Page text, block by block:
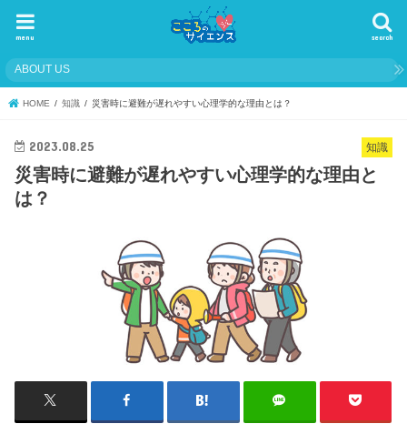
search
menu
ABOUT US
HOME 知識 災害時に避難が遅れやすい心理学的な理由とは？
知識
2023.08.25
災害時に避難が遅れやすい心理学的な理由と
は？